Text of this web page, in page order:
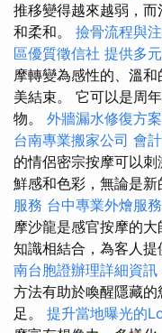
推移變得越來越弱，
和柔和。 撿骨流程與
區優質徵信社 提供多
摩轉變為感性的、溫
美結束。 它可以是周
物。 外牆漏水修復方案
台南專業搬家公司 會
的情侶密宗按摩可以
鮮感和色彩，無論是新
服務 台中專業外燴服務
摩沙龍是感官按摩的
知識相結合，為客人提
南台胞證辦理詳細資訊
方法有助於喚醒隱藏
足。 提升當地曝光的